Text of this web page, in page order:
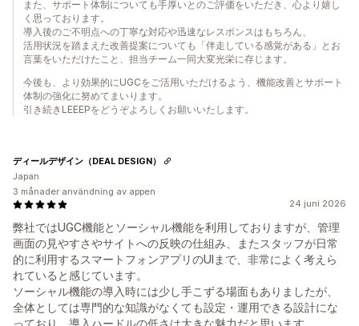
また、サポート体制についても手厚いとのご評価をいただき、心より嬉し
く思っております。
導入後のご不明点への丁寧な対応や迅速なレスポンスはもちろん、
活用状況を踏まえた改善提案についても「伴走している感覚がある」とお
言葉をいただけたこと、担当チーム一同大変光栄に存じます。
今後も、より効果的にUGCをご活用いただけるよう、機能改善とサポート
体制の強化に努めてまいります。
引き続きLEEEPをどうぞよろしくお願いいたします。
24 juni 2026
弊社ではUGC機能とソーシャル機能を利用しておりますが、管理
画面の見やすさやサイトへの反映の仕組み、またスタッフが日常
的に利用するスマートフォンアプリのUIまで、非常によく考えら
れていると感じています。
ソーシャル機能の導入時には少し手こずる場面もありましたが、
全体としては専門的な知識がなくても設定・運用できる設計にな
ディールデザイン（DEAL DESIGN）
Japan
3 månader användning av appen